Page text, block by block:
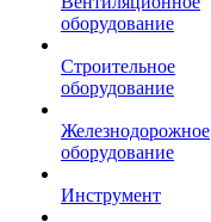
оборудование
Строительное
оборудование
Железнодорожное
оборудование
Инструмент